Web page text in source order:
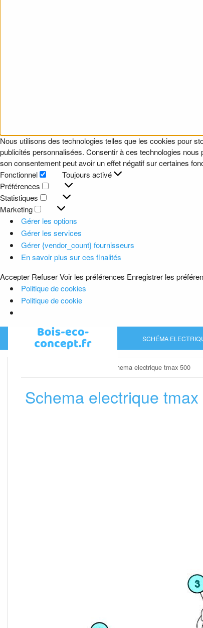
Nous utilisons des technologies telles que les cookies pour
publicités personnalisées. Consentir à ces technologies
son consentement peut avoir un effet négatif sur certaines
Fonctionnel
Fonctionnel
Toujours activé
Préférences
Préférences
Statistiques
Statistiques
Marketing
Marketing
Gérer les options
Gérer les services
Gérer {vendor_count} fournisseurs
En savoir plus sur ces finalités
Accepter RefuserVoir les préférences Enregistrer les
Politique de cookies
Politique de cookie
SCHÉMA
Schema electrique tmax 500
Schema electrique